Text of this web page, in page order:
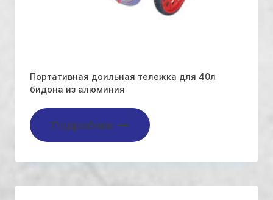
Портативная доильная тележка для 40л
бидона из алюминия
Подробнее